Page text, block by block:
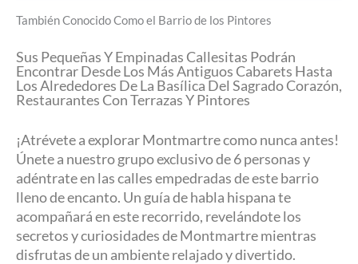
También Conocido Como el Barrio de los Pintores
Sus Pequeñas Y Empinadas Callesitas Podrán
Encontrar Desde Los Más Antiguos Cabarets Hasta
Los Alrededores De La Basílica Del Sagrado Corazón,
Restaurantes Con Terrazas Y Pintores
¡Atrévete a explorar Montmartre como nunca antes!
Únete a nuestro grupo exclusivo de 6 personas y
adéntrate en las calles empedradas de este barrio
lleno de encanto. Un guía de habla hispana te
acompañará en este recorrido, revelándote los
secretos y curiosidades de Montmartre mientras
disfrutas de un ambiente relajado y divertido.